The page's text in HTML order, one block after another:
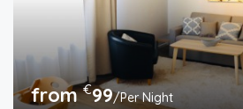
from€99/Per Night